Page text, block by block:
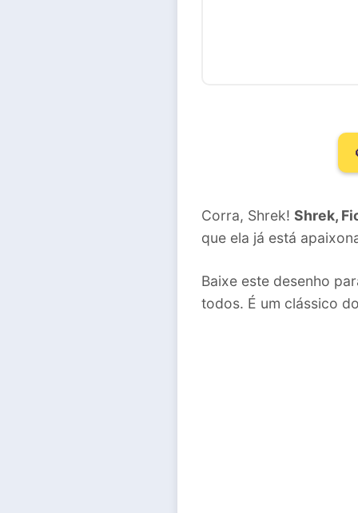
Corra, Shrek! Shrek,
que ela já está
Baixe este desenho
todos. É um clássico